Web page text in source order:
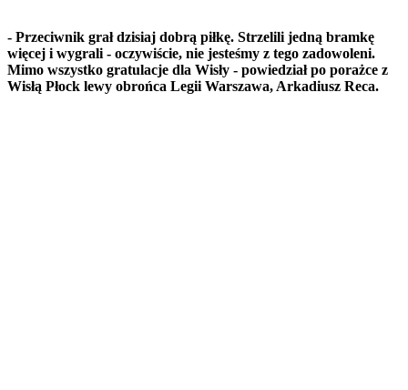
- Przeciwnik grał dzisiaj dobrą piłkę. Strzelili jedną bramkę
więcej i wygrali - oczywiście, nie jesteśmy z tego zadowoleni.
Mimo wszystko gratulacje dla Wisły - powiedział po porażce z
Wisłą Płock lewy obrońca Legii Warszawa, Arkadiusz Reca.